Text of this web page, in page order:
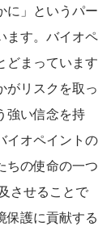
に」というパー
ます。バイオペ
どまっています
がリスクを取っ
強い信念を持
イオペイントの
ちの使命の一つ
させることで
保護に貢献する